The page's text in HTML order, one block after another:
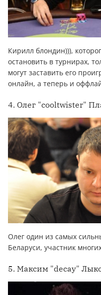
Кирилл блондин))),
остановить в турнирах,
могут заставить его
онлайн, а теперь и
4. Олег "cooltwister"
Олег один из самых
Беларуси, участник
5. Максим "decay"